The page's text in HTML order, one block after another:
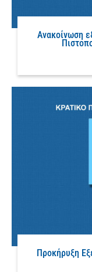
Ανακοίνωση
Προκήρυξη